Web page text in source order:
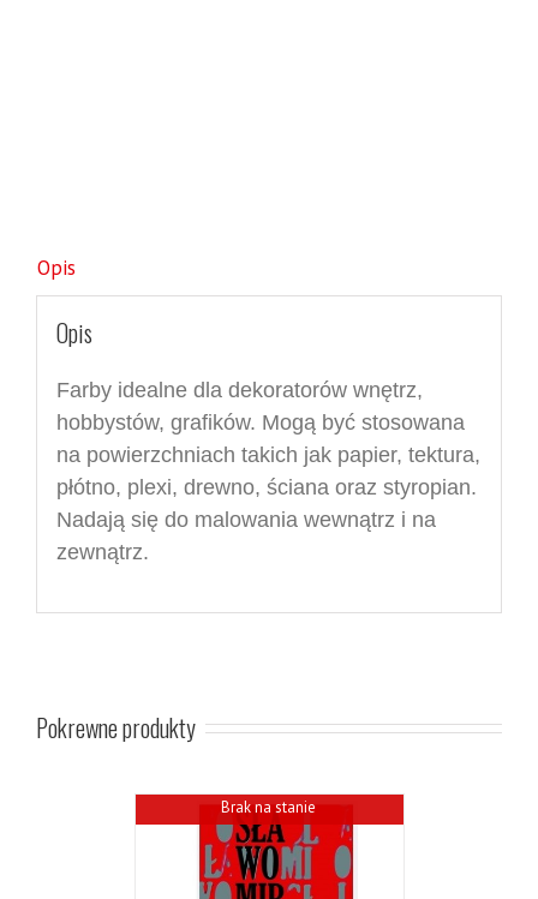
Opis
Opis
Farby idealne dla dekoratorów wnętrz,
hobbystów, grafików. Mogą być stosowana
na powierzchniach takich jak papier, tektura,
płótno, plexi, drewno, ściana oraz styropian.
Nadają się do malowania wewnątrz i na
zewnątrz.
Pokrewne produkty
Brak na stanie